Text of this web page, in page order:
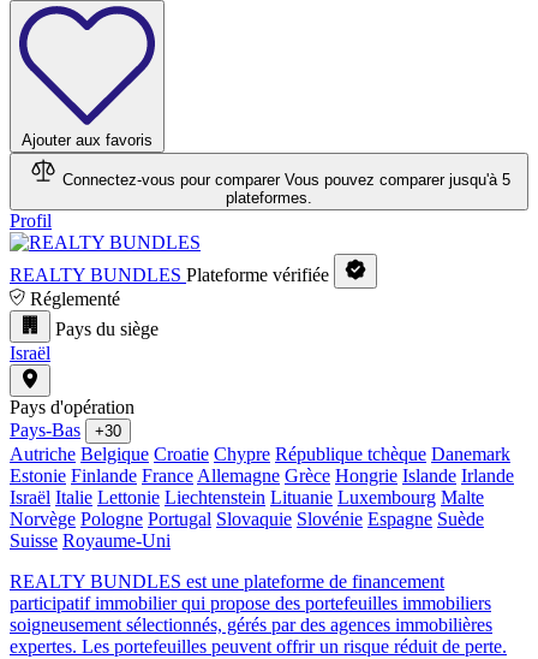
Ajouter aux favoris
Connectez-vous pour comparer Vous pouvez comparer jusqu'à 5
plateformes.
Profil
REALTY BUNDLES Plateforme vérifiée
Réglementé
Pays du siège
Israël
Pays d'opération
Pays-Bas
+30
Autriche Belgique Croatie Chypre République tchèque Danemark
Estonie Finlande France Allemagne Grèce Hongrie Islande Irlande
Israël Italie Lettonie Liechtenstein Lituanie Luxembourg Malte
Norvège Pologne Portugal Slovaquie Slovénie Espagne Suède
Suisse Royaume-Uni
REALTY BUNDLES est une plateforme de financement
participatif immobilier qui propose des portefeuilles immobiliers
soigneusement sélectionnés, gérés par des agences immobilières
expertes. Les portefeuilles peuvent offrir un risque réduit de perte.